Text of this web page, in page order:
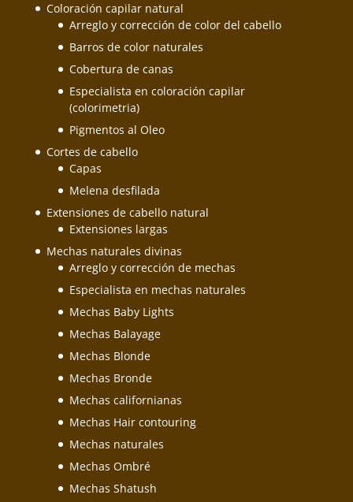
Coloración capilar natural
Arreglo y corrección de color del cabello
Barros de color naturales
Cobertura de canas
Especialista en coloración capilar
(colorimetria)
Pigmentos al Oleo
Cortes de cabello
Capas
Melena desfilada
Extensiones de cabello natural
Extensiones largas
Mechas naturales divinas
Arreglo y corrección de mechas
Especialista en mechas naturales
Mechas Baby Lights
Mechas Balayage
Mechas Blonde
Mechas Bronde
Mechas californianas
Mechas Hair contouring
Mechas naturales
Mechas Ombré
Mechas Shatush